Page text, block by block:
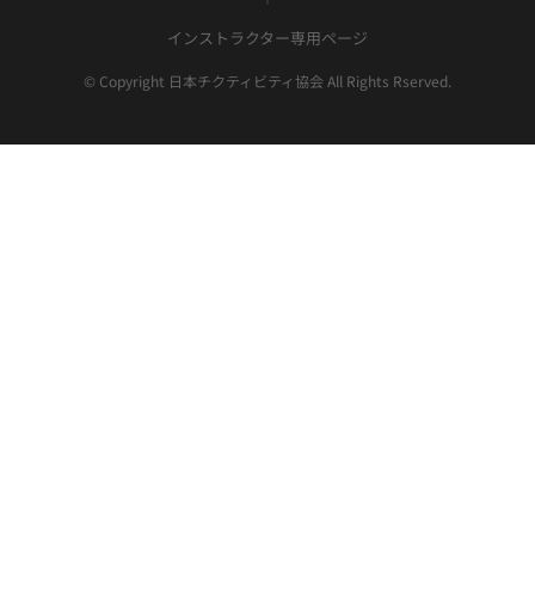
インストラクター専用ページ
© Copyright 日本チクティビティ協会 All Rights Rserved.